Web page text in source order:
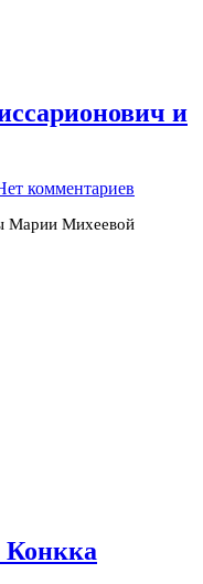
и
комментариев
Марии Михеевой
Конкка